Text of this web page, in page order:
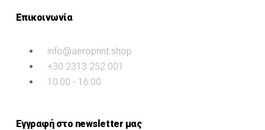
Επικοινωνία
info@aeroprint.shop
+30 2313 252 001
10:00 - 16:00
Εγγραφή στο newsletter μας